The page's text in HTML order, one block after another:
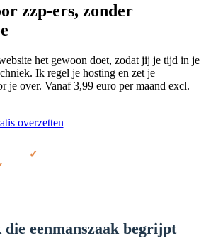
zzp-ers, zonder
het gewoon doet, zodat jij je tijd in je
Ik regel je hosting en zet je
je over. Vanaf 3,99 euro per maand excl.
overzetten
die eenmanszaak begrijpt